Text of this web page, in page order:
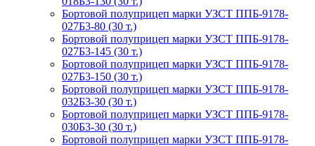
Бортовой полуприцеп марки УЗСТ ППБ-9178-
027Б3-80 (30 т.)
Бортовой полуприцеп марки УЗСТ ППБ-9178-
027Б3-145 (30 т.)
Бортовой полуприцеп марки УЗСТ ППБ-9178-
027Б3-150 (30 т.)
Бортовой полуприцеп марки УЗСТ ППБ-9178-
032Б3-30 (30 т.)
Бортовой полуприцеп марки УЗСТ ППБ-9178-
030Б3-30 (30 т.)
Бортовой полуприцеп марки УЗСТ ППБ-9178-